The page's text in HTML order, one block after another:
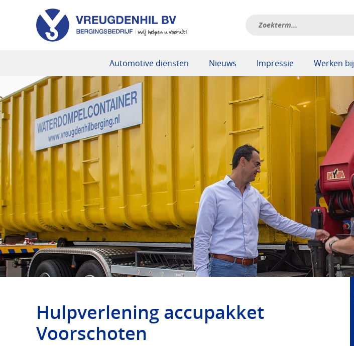
Automotive diensten Nieuws Impressie Werken bij
Hulpverlening accupakket
Voorschoten